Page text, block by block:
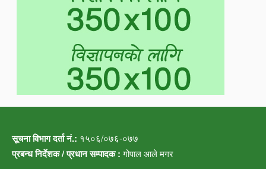
सूचना विभाग दर्ता नं.: १५०६/०७६-०७७
प्रबन्ध निर्देशक / प्रधान सम्पादक :गोपाल आले मगर